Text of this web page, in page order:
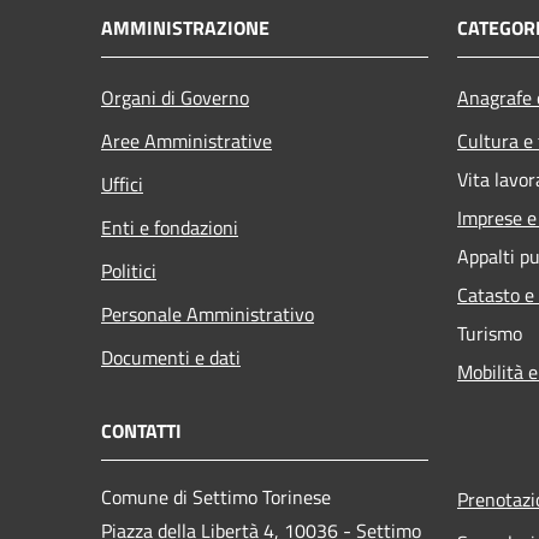
AMMINISTRAZIONE
Organi di Governo
Aree Amministrative
Uffici
Enti e fondazioni
Politici
Personale Amministrativo
Documenti e dati
Cultura
Vita
Imprese
Appalti
Catasto
Turismo
Mobilità
CONTATTI
Comune di Settimo Torinese
Piazza della Libertà 4, 10036 - Settimo